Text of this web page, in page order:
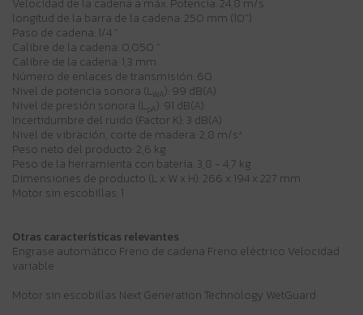
Velocidad de la cadena a máx. Potencia: 24,8 m/s
longitud de la barra de la cadena: 250 mm (10")
Paso de cadena: 1/4 "
Calibre de la cadena: 0,050 "
Calibre de la cadena: 1,3 mm
Número de enlaces de transmisión: 60
Nivel de potencia sonora (LWA ): 99 dB(A)
Nivel de presión sonora (LpA ): 91 dB(A)
Incertidumbre del ruido (Factor K): 3 dB(A)
Nivel de vibración, corte de madera: 2,8 m/s²
Peso neto del producto: 2,6 kg
Peso de la herramienta con batería: 3,8 - 4,7 kg
Dimensiones de producto (L x W x H): 266 x 194 x 227 mm
Motor sin escobillas: 1
Otras características relevantes
Engrase automático Freno de cadena Freno eléctrico Velocidad
variable
Motor sin escobillas Next Generation Technology WetGuard